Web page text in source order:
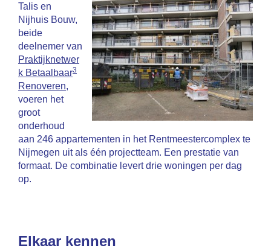
Talis en
Nijhuis Bouw,
beide
deelnemer van
Praktijknetwer
k Betaalbaar3
Renoveren,
voeren het
groot
onderhoud
aan 246 appartementen in het Rentmeestercomplex te
Nijmegen uit als één projectteam. Een prestatie van
formaat. De combinatie levert drie woningen per dag
op.
Elkaar kennen